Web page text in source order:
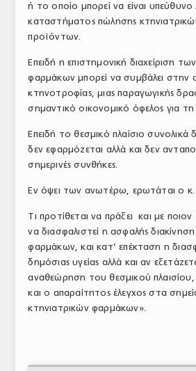
ή το οποίο μπορεί να είναι υπεύθυνο
καταστήματος πώλησης
προϊόντων.
Επειδή η επιστημονική διαχείριση
φαρμάκων μπορεί να συμβάλει στην
κτηνοτροφίας, μιας παραγωγικής
σημαντικό οικονομικό όφελος για
Επειδή το θεσμικό πλαίσιο συνολικά
δεν εφαρμόζεται αλλά και δεν
σημερινές συνθήκες.
Εν όψει των ανωτέρω, ερωτάται ο
Τι προτίθεται να πράξει και με
να διασφαλιστεί η ασφαλής
φαρμάκων, και κατ’ επέκταση η
δημόσιας υγείας αλλά και αν
αναθεώρηση του θεσμικού
και ο απαραίτητος έλεγχος στα
κτηνιατρικών φαρμάκων».